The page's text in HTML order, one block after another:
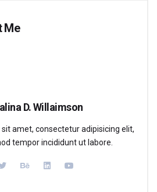
Me
D. Willaimson
amet, consectetur adipisicing elit,
tempor incididunt ut labore.